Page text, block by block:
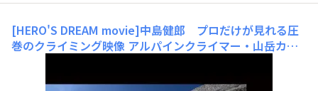
[HERO'S DREAM movie]中島健郎 プロだけが見れる圧
巻のクライミング映像 アルパインクライマー・山岳カメ